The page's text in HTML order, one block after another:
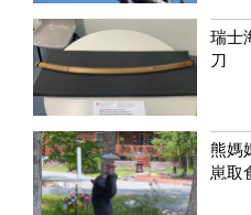
瑞士
刀
熊媽
崽取